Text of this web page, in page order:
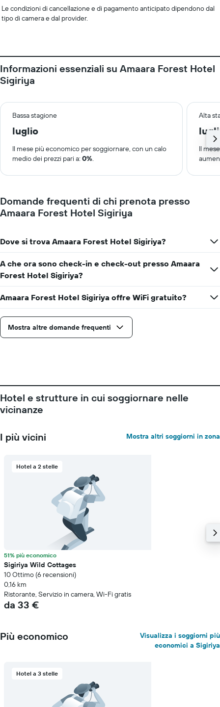
Le condizioni di cancellazione e di pagamento anticipato dipendono dal
tipo di camera e dal provider.
Informazioni essenziali su Amaara Forest Hotel
Sigiriya
Bassa stagione Alta
luglio
Il mese più economico per soggiornare, con un calo
medio dei prezzi pari a: 0%.
Il
Domande frequenti di chi prenota presso
Amaara Forest Hotel Sigiriya
Dove si trova Amaara Forest Hotel Sigiriya?
A che ora sono check-in e check-out presso Amaara
Forest Hotel Sigiriya?
Amaara Forest Hotel Sigiriya offre WiFi gratuito?
Mostra altre domande frequenti
Hotel e strutture in cui soggiornare nelle
vicinanze
I più vicini Mostra altri soggiorni in zona
Hotel a 2 stelle
51% più economico
Sigiriya Wild Cottages
10 Ottimo (6 recensioni)
0,16 km
Ristorante, Servizio in camera, Wi-Fi gratis
da 33 €
Più economico
Visualizza i soggiorni più
economici a Sigiriya
Hotel a 3 stelle